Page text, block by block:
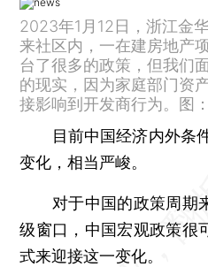
2023年1月12日，浙江金
来社区内，一在建房地产
台了很多的政策，但我们
的现实，因为家庭部门资
接影响到开发商行为。图
目前中国经济内外条
变化，相当严峻。
对于中国的政策周期
级窗口，中国宏观政策很
式来迎接这一变化。